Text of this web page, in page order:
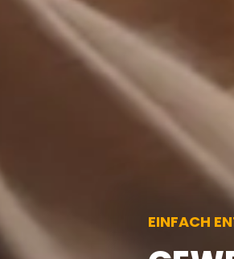
EINFACH